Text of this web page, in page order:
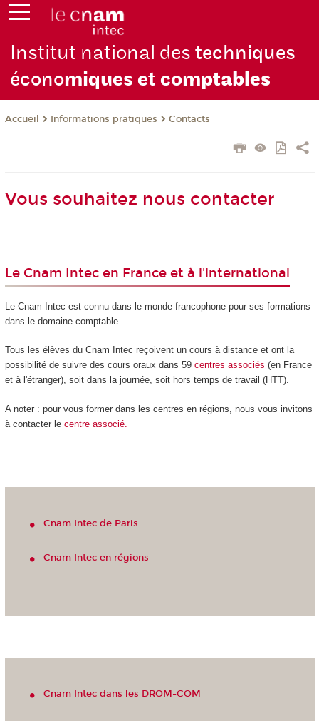
Institut national destechniques
économiques et comptables
Accueil Informations pratiques Contacts
Vous souhaitez nous contacter
Le Cnam Intec en France et à l'international
Le Cnam Intec est connu dans le monde francophone pour ses formations
dans le domaine comptable.
Tous les élèves du Cnam Intec reçoivent un cours à distance et ont la
possibilité de suivre des cours oraux dans 59 centres associés (en France
et à l'étranger), soit dans la journée, soit hors temps de travail (HTT).
A noter : pour vous former dans les centres en régions, nous vous invitons
à contacter le centre associé.
Cnam Intec de Paris
Cnam Intec en régions
Cnam Intec dans les DROM-COM